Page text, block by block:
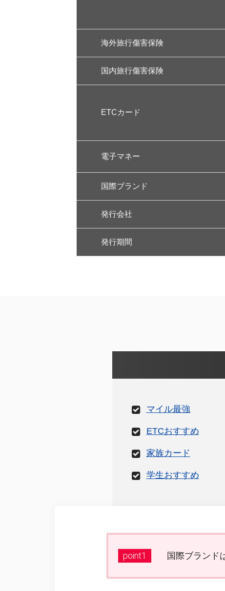
海外旅行傷害保険
国内旅行傷害保険
ETCカード
電子マネー
国際ブランド
発行会社
発行期間
マイル最強
ETCおすすめ
家族カード
学生おすすめ
point1 国際ブランド